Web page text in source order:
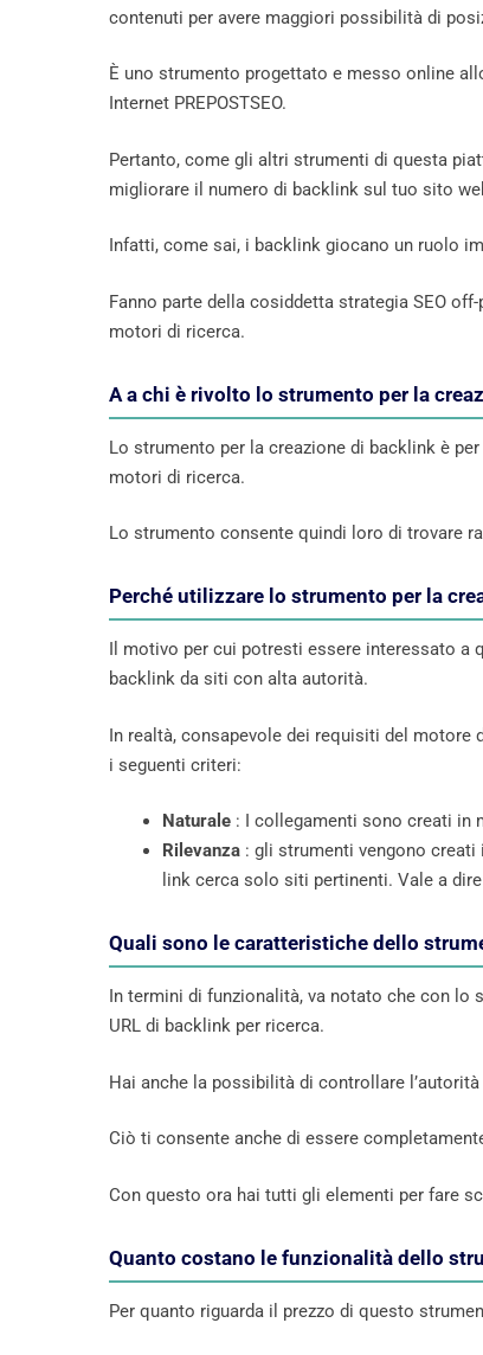
contenuti per avere maggiori possibilità di
È uno strumento progettato e messo online
Internet PREPOSTSEO.
Pertanto, come gli altri strumenti di questa
migliorare il numero di backlink sul tuo sito
Infatti, come sai, i backlink giocano un ruolo
Fanno parte della cosiddetta strategia SEO
motori di ricerca.
A a chi è rivolto lo strumento per la
Lo strumento per la creazione di backlink è
motori di ricerca.
Lo strumento consente quindi loro di trovare
Perché utilizzare lo strumento per la
Il motivo per cui potresti essere interessato
backlink da siti con alta autorità.
In realtà, consapevole dei requisiti del motore
i seguenti criteri:
Naturale : I collegamenti sono creati in
Rilevanza : gli strumenti vengono
link cerca solo siti pertinenti. Vale a
Quali sono le caratteristiche dello
In termini di funzionalità, va notato che con lo
URL di backlink per ricerca.
Hai anche la possibilità di controllare
Ciò ti consente anche di essere
Con questo ora hai tutti gli elementi per fare
Quanto costano le funzionalità dello
Per quanto riguarda il prezzo di questo